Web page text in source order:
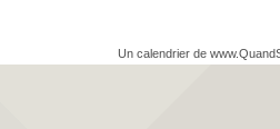
Un calendrier de